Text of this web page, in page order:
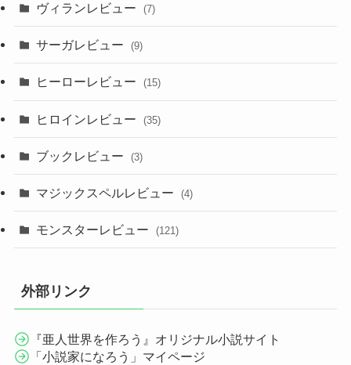
ヴィランレビュー (7)
サーガレビュー (9)
ヒーローレビュー (15)
ヒロインレビュー (35)
ブックレビュー (3)
マジックスペルレビュー (4)
モンスターレビュー (121)
外部リンク
『亜人世界を作ろう』オリジナル小説サイト
「小説家になろう」マイページ